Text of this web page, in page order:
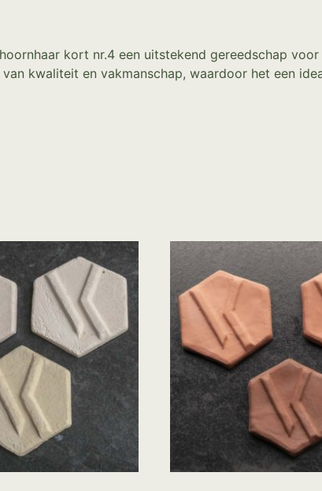
kort nr.4 een uitstekend gereedschap
kwaliteit en vakmanschap, waardoor het een